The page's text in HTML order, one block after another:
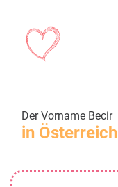
Der Vorname Becir
in Österreich